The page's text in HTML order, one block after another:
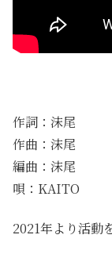
作詞：沫尾
作曲：沫尾
編曲：沫尾
唄：KAITO
2021年より活動